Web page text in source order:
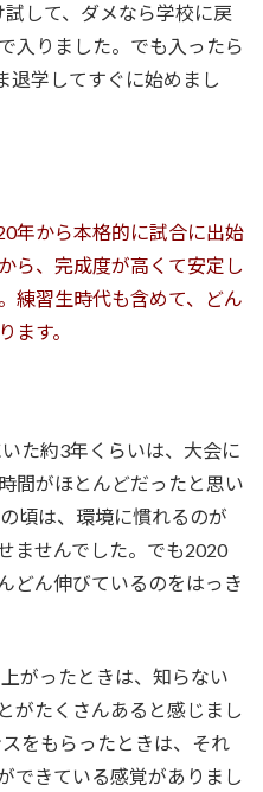
して、ダメなら学校に戻
入りました。でも入ったら
退学してすぐに始めまし
年から本格的に試合に出始
ら、完成度が高くて安定し
練習生時代も含めて、どん
ます。
た約3年くらいは、大会に
間がほとんどだったと思い
頃は、環境に慣れるのが
ませんでした。でも2020
どん伸びているのをはっき
がったときは、知らない
がたくさんあると感じまし
をもらったときは、それ
できている感覚がありまし